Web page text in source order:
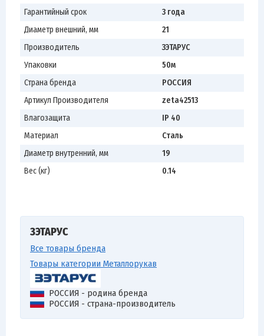
Гарантийный срок
3 года
Диаметр внешний, мм
21
Производитель
ЗЭТАРУС
Упаковки
50м
Страна бренда
РОССИЯ
Артикул Производителя
zeta42513
Влагозащита
IP 40
Материал
Сталь
Диаметр внутренний, мм
19
Вес (кг)
0.14
ЗЭТАРУС
Все товары бренда
Товары категории Металлорукав
РОССИЯ - родина бренда
РОССИЯ - страна-производитель